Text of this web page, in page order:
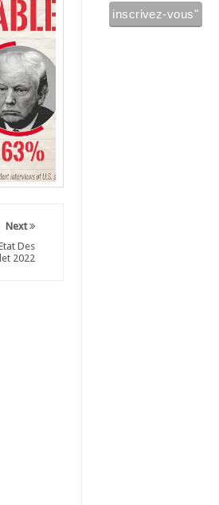
Next
Des
2022